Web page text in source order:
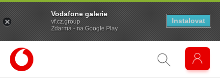
Vodafone galerie
vf.cz.group
Zdarma - na Google Play
Instalovat